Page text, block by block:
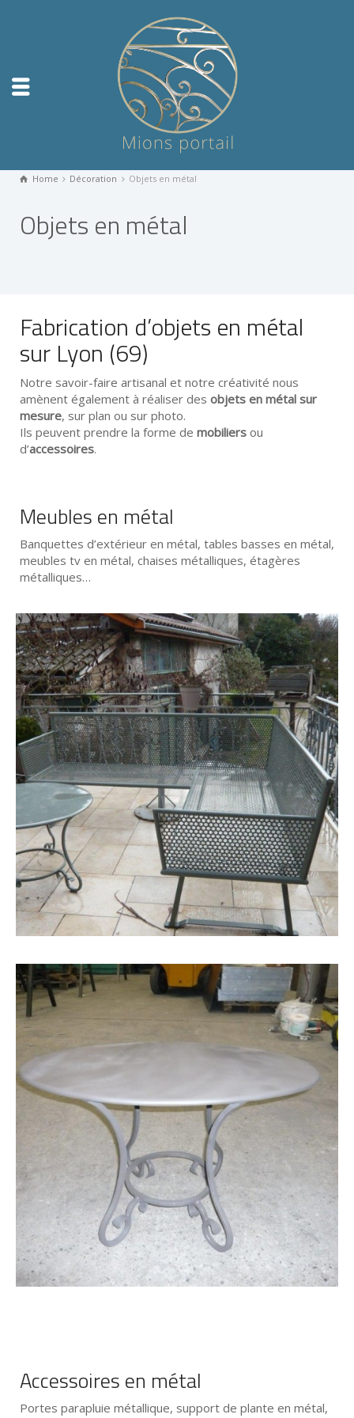
Home Décoration Objets en métal
Objets en métal
Fabrication d’objets en métal
sur Lyon (69)
Notre savoir-faire artisanal et notre créativité nous
amènent également à réaliser des objets en métal sur
mesure, sur plan ou sur photo.
Ils peuvent prendre la forme de mobiliers ou
d’accessoires.
Meubles en métal
Banquettes d’extérieur en métal, tables basses en métal,
meubles tv en métal, chaises métalliques, étagères
métalliques…
Accessoires en métal
Portes parapluie métallique, support de plante en métal,